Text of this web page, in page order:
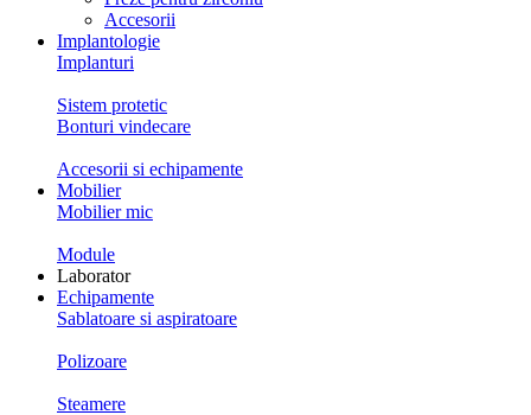
Accesorii
Implantologie
Implanturi
Sistem protetic
Bonturi vindecare
Accesorii si echipamente
Mobilier
Mobilier mic
Module
Laborator
Echipamente
Sablatoare si aspiratoare
Polizoare
Steamere